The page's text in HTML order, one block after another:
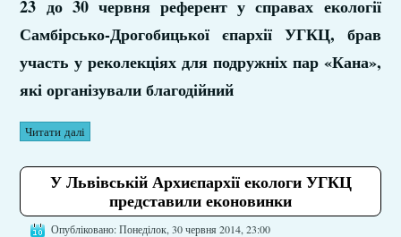
23 до 30 червня референт у справах екології
Самбірсько-Дрогобицької єпархії УГКЦ, брав
участь у реколекціях для подружніх пар «Кана»,
які організували благодійний
Читати далі
У Львівській Архиєпархії екологи УГКЦ
представили еконовинки
Опубліковано: Понеділок, 30 червня 2014, 23:00